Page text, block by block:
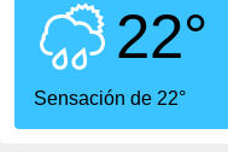
para
que se
calidad.
a este
las
22°
Sensación de 22°